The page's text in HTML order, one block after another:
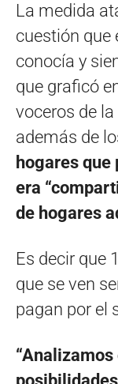
La medida
cuestión que
conocía y
que graficó
voceros de
además de
hogares
era
de hogares
Es decir que
que se ven
pagan por el